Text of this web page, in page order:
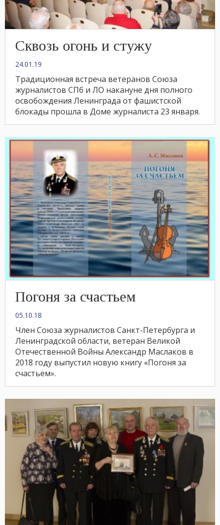
Сквозь огонь и стужу
24.01.19
Традиционная встреча ветеранов Союза
журналистов СПб и ЛО накануне дня полного
освобождения Ленинграда от фашистской
блокады прошла в Доме журналиста 23 января.
Погоня за счастьем
05.10.18
Член Союза журналистов Санкт-Петербурга и
Ленинградской области, ветеран Великой
Отечественной Войны Александр Маслаков в
2018 году выпустил новую книгу «Погоня за
счастьем».